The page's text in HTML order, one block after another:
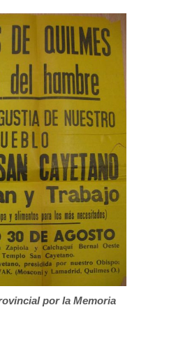
por la Memoria